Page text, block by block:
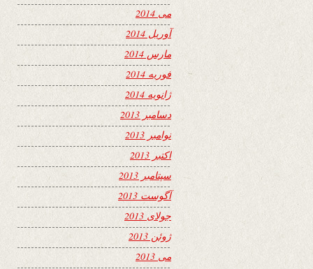
می 2014
آوریل 2014
مارس 2014
فوریه 2014
ژانویه 2014
دسامبر 2013
نوامبر 2013
اکتبر 2013
سپتامبر 2013
آگوست 2013
جولای 2013
ژوئن 2013
می 2013